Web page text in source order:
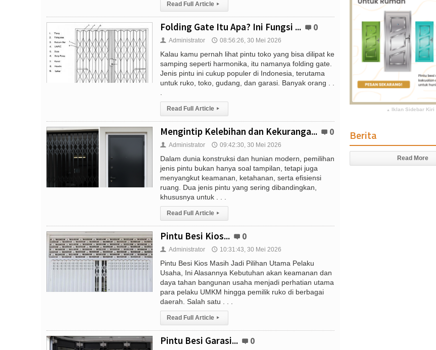
Read Full Article ▸
Folding Gate Itu Apa? Ini Fungsi ... 0
👤 Administrator 🕔 08:56:26, 30 Mei 2026
Kalau kamu pernah lihat pintu toko yang bisa dilipat ke
samping seperti harmonika, itu namanya folding gate.
Jenis pintu ini cukup populer di Indonesia, terutama
untuk ruko, toko, gudang, dan garasi. Banyak orang . .
Read Full Article ▸
Mengintip Kelebihan dan Kekuranga... 0
👤 Administrator 🕔 09:42:30, 30 Mei 2026
Dalam dunia konstruksi dan hunian modern, pemilihan
jenis pintu bukan hanya soal tampilan, tetapi juga
menyangkut keamanan, ketahanan, serta efisiensi
ruang. Dua jenis pintu yang sering dibandingkan,
khususnya untuk . . .
Read Full Article ▸
Pintu Besi Kios... 0
👤 Administrator 🕔 10:31:43, 30 Mei 2026
Pintu Besi Kios Masih Jadi Pilihan Utama Pelaku
Usaha, Ini Alasannya Kebutuhan akan keamanan dan
daya tahan bangunan usaha menjadi perhatian utama
para pelaku UMKM hingga pemilik ruko di berbagai
daerah. Salah satu . . .
Read Full Article ▸
Pintu Besi Garasi... 0
▴ Iklan Sidebar Kiri
Berita
Read More